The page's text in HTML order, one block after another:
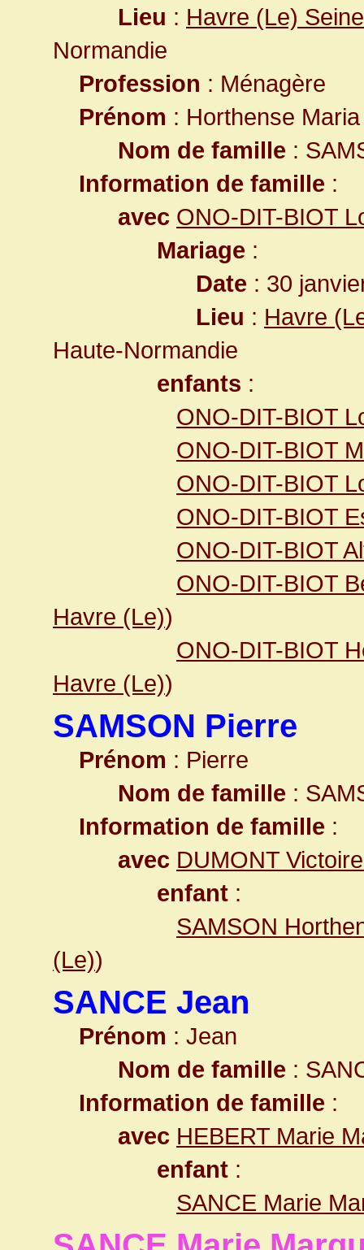
Lieu : Havre (Le)
Normandie
Profession : Ménagère
Prénom : Horthense Maria
Nom de famille :
Information de famille :
avec ONO-DIT-BIOT
Mariage :
Date : 30
Lieu : Havre
Haute-Normandie
enfants :
ONO-DIT-BIOT
ONO-DIT-BIOT
ONO-DIT-BIOT
ONO-DIT-BIOT
ONO-DIT-BIOT
ONO-DIT-BIOT
Havre (Le))
ONO-DIT-BIOT
Havre (Le))
SAMSON Pierre
Prénom : Pierre
Nom de famille :
Information de famille :
avec DUMONT
enfant :
SAMSON
(Le))
SANCE Jean
Prénom : Jean
Nom de famille :
Information de famille :
avec HEBERT Marie
enfant :
SANCE Marie